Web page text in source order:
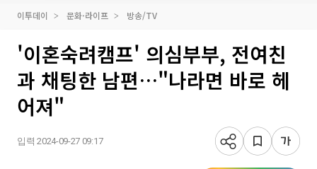
이투데이 문화·라이프 방송/TV
'이혼숙려캠프' 의심부부, 전여친
과 채팅한 남편…"나라면 바로 헤
어져"
입력 2024-09-27 09:17